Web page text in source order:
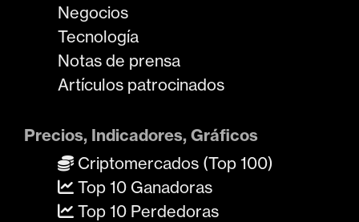
Negocios
Tecnología
Notas de prensa
Artículos patrocinados
Precios, Indicadores, Gráficos
Criptomercados (Top 100)
Top 10 Ganadoras
Top 10 Perdedoras